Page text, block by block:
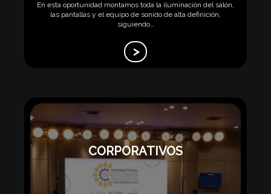
En esta oportunidad montamos toda la iluminación del salón,
las pantallas y el equipo de sonido de alta definición,
siguiendo…
>
CORPORATIVOS